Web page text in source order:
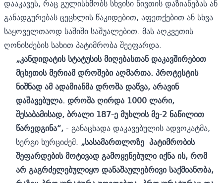
დააკავეს, რაც გულისხმობს სხვისი ნივთის დაზიანებას ან
განადგურებას ცეცხლის წაკიდებით, აფეთქებით ან სხვა
საყოველთაოდ საშიში საშუალებით. მას აღკვეთის
ღონისძების სახით პატიმრობა შეეფარდა.
„კანდიდატის სტატუსის მიღებასთან დაკავშირებით
მცხეთის მერიამ დროშები აღმართა. პროტესტის
ნიშნად ამ ადამიანმა დროშა დაწვა, არავინ
დაშავებულა. დროშა ღირდა 1000 ლარი,
შესაბამისად, ბრალი 187-ე მუხლის მე-2 ნაწილით
წარედგინა“,- განაცხადა დაკავებულის ადვოკატმა,
სერგი ხურციძემ. „სასამართლოზე პატიმრობის
შეფარდების მოტივად გამოყენებული იქნა ის, რომ
არ გაგრძელებულიყო დანაშაულებრივი საქმიანობა,